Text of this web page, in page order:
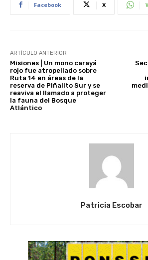
Facebook X
ARTÍCULO ANTERIOR
Misiones | Un mono carayá
rojo fue atropellado sobre
Ruta 14 en áreas de la
reserva de Piñalito Sur y se
reaviva el llamado a proteger
la fauna del Bosque
Atlántico
Patricia Escobar